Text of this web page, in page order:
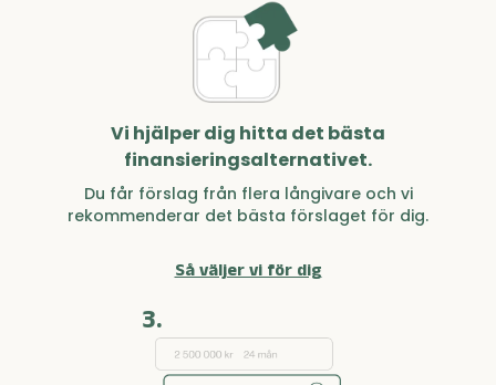
Vi hjälper dig hitta det bästa
finansieringsalternativet.
Du får förslag från flera långivare och vi
rekommenderar det bästa förslaget för dig.
Så väljer vi för dig
3.